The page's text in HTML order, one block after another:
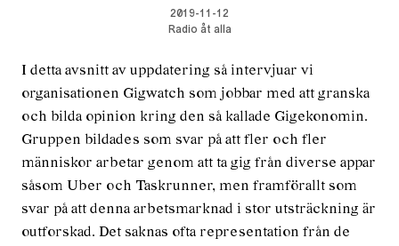
2019-11-12
Radio åt alla
I detta avsnitt av uppdatering så intervjuar vi
organisationen Gigwatch som jobbar med att granska
och bilda opinion kring den så kallade Gigekonomin.
Gruppen bildades som svar på att fler och fler
människor arbetar genom att ta gig från diverse appar
såsom Uber och Taskrunner, men framförallt som
svar på att denna arbetsmarknad i stor utsträckning är
outforskad. Det saknas ofta representation från de